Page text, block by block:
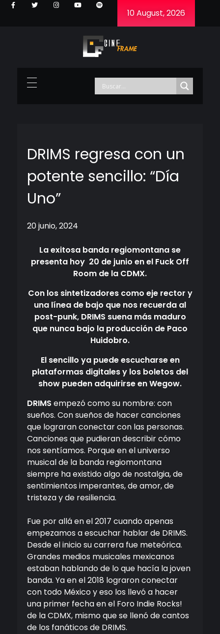
10 August, 2026
DRIMS regresa con un
potente sencillo: “Día
Uno”
20 junio, 2024
La exitosa banda regiomontana se
presenta hoy 20 de junio en el Fuck Off
Room de la CDMX.
Con los sintetizadores como eje rector y
una línea de bajo que nos recuerda al
post-punk, DRIMS suena más maduro
que nunca bajo la producción de Paco
Huidobro.
El sencillo ya puede escucharse en
plataformas digitales y los boletos del
show pueden adquirirse en Wegow.
DRIMS empezó como su nombre: con
sueños. Con sueños de hacer canciones
que lograran conectar con las personas.
Canciones que pudieran describir cómo
nos sentíamos. Porque en el universo
musical de la banda regiomontana
siempre ha existido algo de nostalgia, de
sentimientos imperantes, de amor, de
tristeza y de resiliencia.
Fue por allá en el 2017 cuando apenas
empezamos a escuchar hablar de DRIMS.
Desde el inicio su carrera fue meteórica.
Grandes medios musicales mexicanos
estaban hablando de lo que hacía la joven
banda. Ya en el 2018 lograron conectar
con todo México y eso los llevó a hacer
una primer fecha en el Foro Indie Rocks!
de la CDMX, mismo que se llenó de cantos
de los fanáticos de DRIMS.